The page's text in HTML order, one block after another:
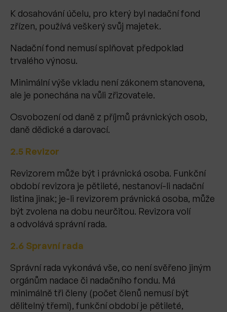
K dosahování účelu, pro který byl nadační fond
zřízen, používá veškerý svůj majetek.
Nadační fond nemusí splňovat předpoklad
trvalého výnosu.
Minimální výše vkladu není zákonem stanovena,
ale je ponechána na vůli zřizovatele.
Osvobození od daně z příjmů právnických osob,
daně dědické a darovací.
2.5 Revizor
Revizorem může být i právnická osoba. Funkční
období revizora je pětileté, nestanoví-li nadační
listina jinak; je-li revizorem právnická osoba, může
být zvolena na dobu neurčitou. Revizora volí
a odvolává správní rada.
2.6 Spravní rada
Správní rada vykonává vše, co není svěřeno jiným
orgánům nadace či nadačního fondu. Má
minimálně tři členy (počet členů nemusí být
dělitelný třemi), funkční období je pětileté,